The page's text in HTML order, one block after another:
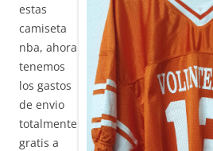
estas
camiseta
nba, ahora
tenemos
los gastos
de envio
totalmente
gratis a